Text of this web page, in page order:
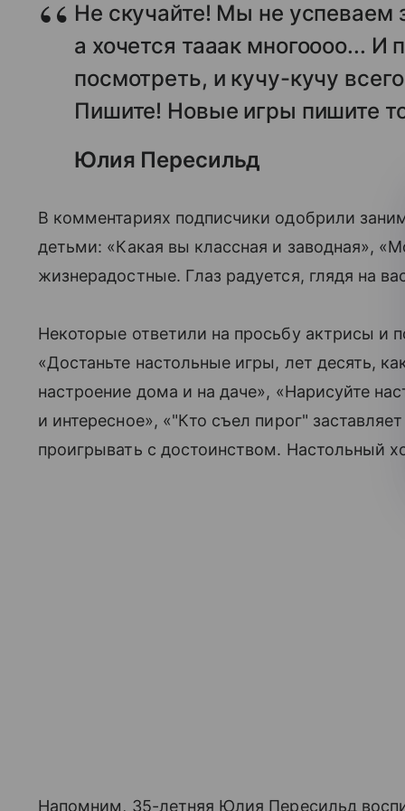
Не скучайте! Мы не успеваем
а хочется тааак многоооо... И
посмотреть, и кучу-кучу
Пишите! Новые игры пишите
Юлия Пересильд
В комментариях подписчики одобрили
детьми: «Какая вы классная и заводная»,
жизнерадостные. Глаз радуется, глядя на
Некоторые ответили на просьбу актрисы и
«Достаньте настольные игры, лет десять,
настроение дома и на даче», «Нарисуйте
и интересное», «"Кто съел пирог"
проигрывать с достоинством. Настольный
Напомним, 35-летняя Юлия Пересильд